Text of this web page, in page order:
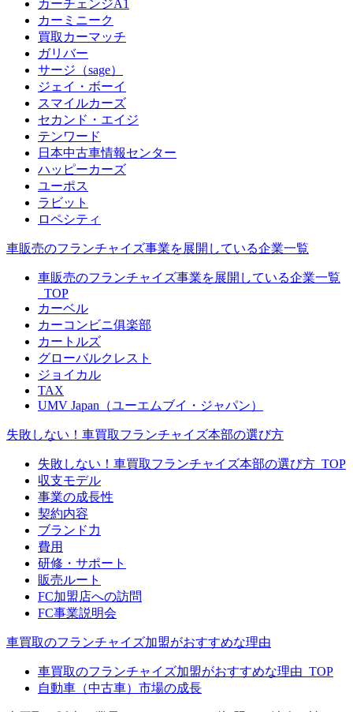
カーチェンジA1
カーミニーク
買取カーマッチ
ガリバー
サージ（sage）
ジェイ・ボーイ
スマイルカーズ
セカンド・エイジ
テンワード
日本中古車情報センター
ハッピーカーズ
ユーポス
ラビット
ロペシティ
車販売のフランチャイズ事業を展開している企業一覧
車販売のフランチャイズ事業を展開している企業一覧
_TOP
カーベル
カーコンビニ俱楽部
カートルズ
グローバルクレスト
ジョイカル
TAX
UMV Japan（ユーエムブイ・ジャパン）
失敗しない！車買取フランチャイズ本部の選び方
失敗しない！車買取フランチャイズ本部の選び方_TOP
収支モデル
事業の成長性
契約内容
ブランド力
費用
研修・サポート
販売ルート
FC加盟店への訪問
FC事業説明会
車買取のフランチャイズ加盟がおすすめな理由
車買取のフランチャイズ加盟がおすすめな理由_TOP
自動車（中古車）市場の成長